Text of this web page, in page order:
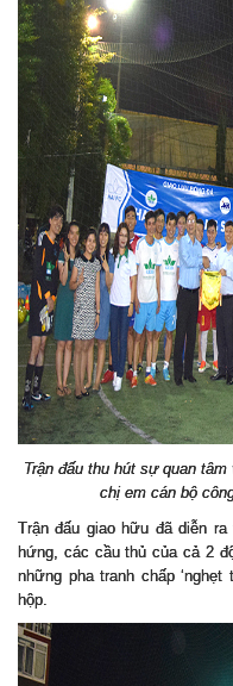
Trận đấu thu hút sự quan
chị em cán bộ
Trận đấu giao hữu đã diễn
hứng, các cầu thủ của cả 2
những pha tranh chấp
hộp.